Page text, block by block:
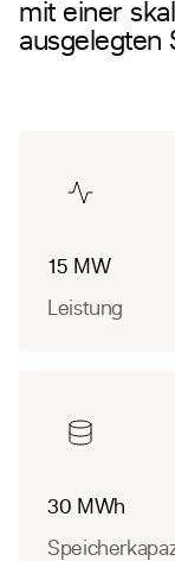
mit einer
ausgelegten
15 MW
Leistung
30 MWh